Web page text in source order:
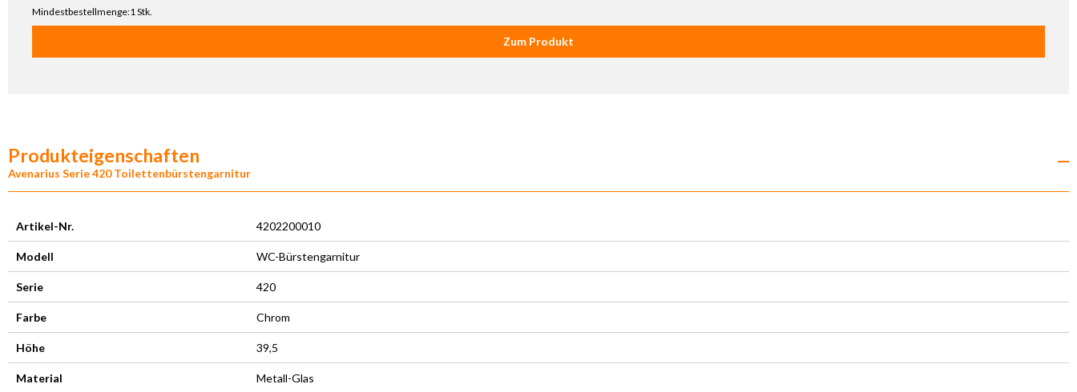
Mindestbestellmenge:1 Stk.
Zum Produkt
Produkteigenschaften
Avenarius Serie 420 Toilettenbürstengarnitur
Artikel-Nr. 4202200010
Modell WC-Bürstengarnitur
Serie 420
Farbe Chrom
Höhe 39,5
Material Metall-Glas